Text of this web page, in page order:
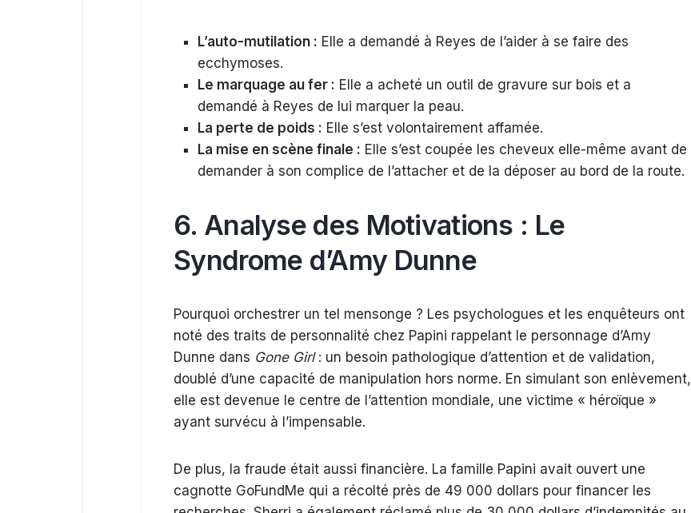
L’auto-mutilation : Elle a demandé à Reyes de l’aider à se faire des
ecchymoses.
Le marquage au fer : Elle a acheté un outil de gravure sur bois et a
demandé à Reyes de lui marquer la peau.
La perte de poids : Elle s’est volontairement affamée.
La mise en scène finale : Elle s’est coupée les cheveux elle-même avant de
demander à son complice de l’attacher et de la déposer au bord de la route.
6. Analyse des Motivations : Le
Syndrome d’Amy Dunne
Pourquoi orchestrer un tel mensonge ? Les psychologues et les enquêteurs ont
noté des traits de personnalité chez Papini rappelant le personnage d’Amy
Dunne dans Gone Girl: un besoin pathologique d’attention et de validation,
doublé d’une capacité de manipulation hors norme. En simulant son enlèvement,
elle est devenue le centre de l’attention mondiale, une victime « héroïque »
ayant survécu à l’impensable.
De plus, la fraude était aussi financière. La famille Papini avait ouvert une
cagnotte GoFundMe qui a récolté près de 49 000 dollars pour financer les